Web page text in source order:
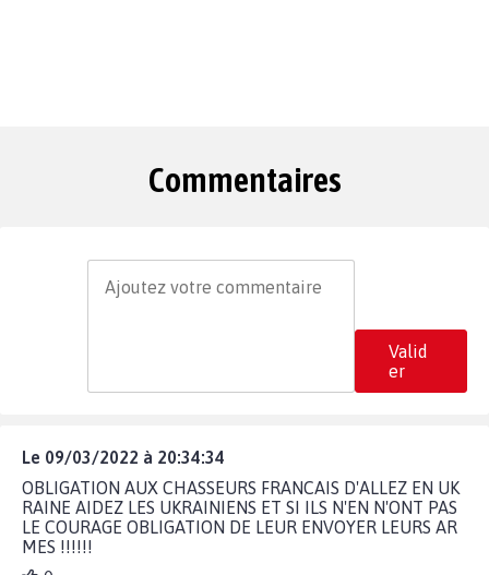
Commentaires
Valid
er
Le 09/03/2022 à 20:34:34
OBLIGATION AUX CHASSEURS FRANCAIS D'ALLEZ EN UK
RAINE AIDEZ LES UKRAINIENS ET SI ILS N'EN N'ONT PAS
LE COURAGE OBLIGATION DE LEUR ENVOYER LEURS AR
MES !!!!!!